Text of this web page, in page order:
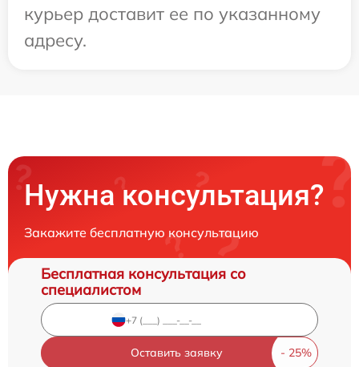
курьер доставит ее по указанному
адресу.
Нужна консультация?
Закажите бесплатную консультацию
Бесплатная консультация со
специалистом
Оставить заявку